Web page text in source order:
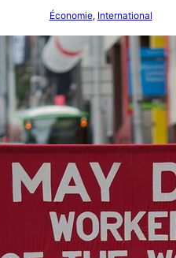
Économie, International